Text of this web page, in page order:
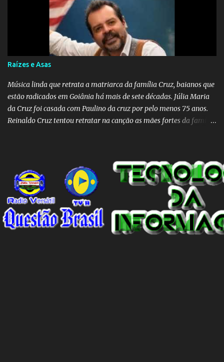
Raízes e Asas
Música linda que retrata a matriarca da família Cruz, baianos que
estão radicados em Goiânia há mais de sete décadas. Júlia Maria
da Cruz foi casada com Paulino da cruz por pelo menos 75 anos.
Reinaldo Cruz tentou retratar na canção as mães fortes da família